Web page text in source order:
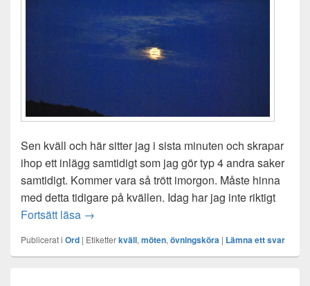
Sen kväll och här sitter jag i sista minuten och skrapar
ihop ett inlägg samtidigt som jag gör typ 4 andra saker
samtidigt. Kommer vara så trött imorgon. Måste hinna
med detta tidigare på kvällen. Idag har jag inte riktigt
Fortsätt läsa Noll inspiration
→
Publicerat i Ord | Etiketterkväll, möten, övningsköra | Lämna ett svar